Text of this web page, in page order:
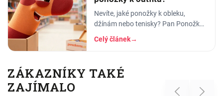
Nevíte, jaké ponožky k obleku,
džínám nebo tenisky? Pan Ponožka
radí, jak vybrat správnou barvu, vzor
i délku. Praktický průvodce pro muže
Celý článek→
ZÁKAZNÍKY TAKÉ
ZAJÍMALO
Previous Next